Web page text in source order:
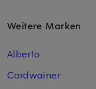
Weitere Marken
Alberto
Cordwainer